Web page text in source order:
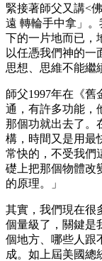
緊接著師父又講<
遠 轉輪手中拿」
下的一片地而已，
以任憑我們神的一
思想、思維不能繼
師父1997年在《
通，有許多功能，
那個功就出去了。
構，時間又是用最
常快的，不受我們
礎上把那個物體改
的原理。」
其實，我們現在很
個量級了，關鍵是
個地方、哪些人跟
成。如上屆美國總